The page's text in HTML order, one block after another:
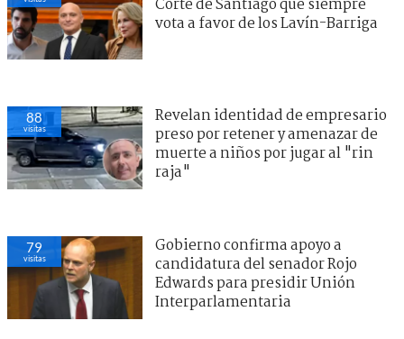
Corte de Santiago que siempre
vota a favor de los Lavín-Barriga
88
visitas
Revelan identidad de empresario
preso por retener y amenazar de
muerte a niños por jugar al "rin
raja"
79
visitas
Gobierno confirma apoyo a
candidatura del senador Rojo
Edwards para presidir Unión
Interparlamentaria